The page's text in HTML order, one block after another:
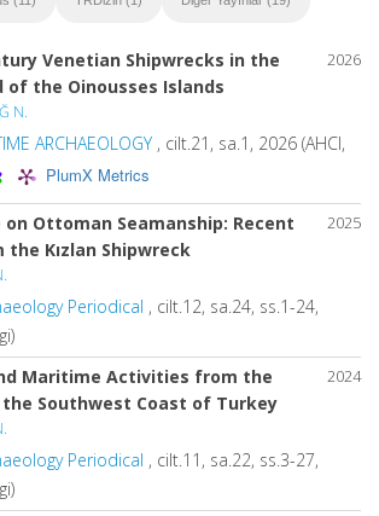
2026
Venetian Shipwrecks in the
the Oinousses Islands
N.
ARCHAEOLOGY , cilt.21, sa.1, 2026 (AHCI,
PlumX Metrics
2025
on Ottoman Seamanship: Recent
Kızlan Shipwreck
Periodical , cilt.12, sa.24, ss.1-24,
2024
Maritime Activities from the
Southwest Coast of Turkey
Periodical , cilt.11, sa.22, ss.3-27,